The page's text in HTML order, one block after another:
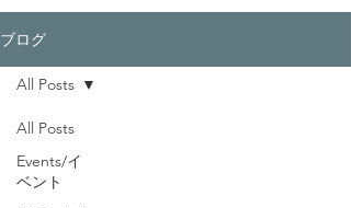
ブログ
All Posts
Events/イ
ベント
All Posts